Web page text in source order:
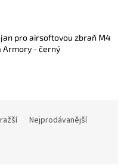
pro airsoftovou zbraň M4
Armory - černý
Nejprodávanější